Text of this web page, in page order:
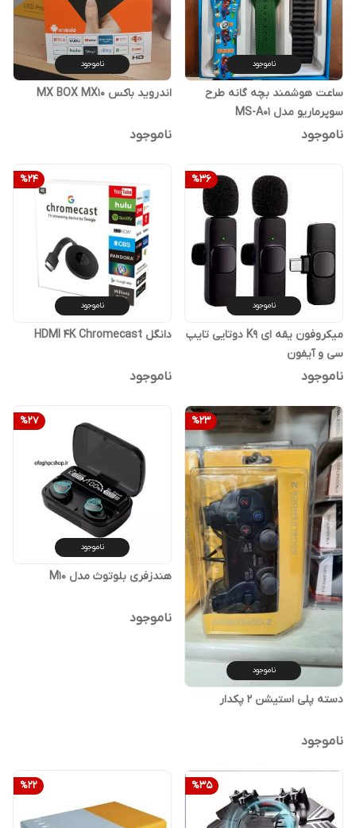
ناموجود
ساعت هوشمند بچه گانه طرح
سوپرماریو مدل MS-A01
ناموجود
ناموجود
اندروید باکس MX BOX MX10
ناموجود
%36
ناموجود
میکروفون یقه ای K9 دوتایی تایپ
سی و آیفون
ناموجود
%24
ناموجود
دانگل HDMI 4K Chromecast
ناموجود
%23
ناموجود
دسته پلی استیشن 2 پکدار
ناموجود
%27
ناموجود
هندزفری بلوتوث مدل M10
ناموجود
%35
%22